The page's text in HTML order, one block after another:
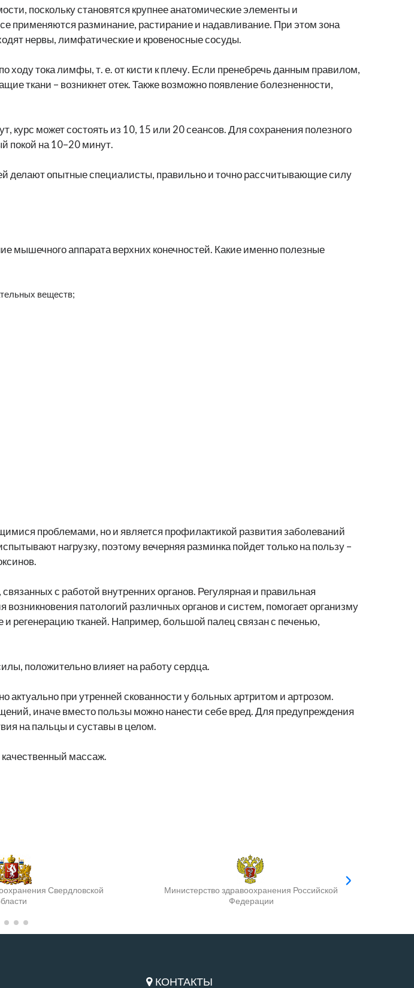
поскольку становятся крупнее анатомические элементы и
разминание, растирание и надавливание. При этом зона
нервы, лимфатические и кровеносные сосуды.
тока лимфы, т. е. от кисти к плечу. Если пренебречь данным правилом,
ткани – возникнет отек. Также возможно появление болезненности,
курс может состоять из 10, 15 или 20 сеансов. Для сохранения полезного
покой на 10–20 минут.
делают опытные специалисты, правильно и точно рассчитывающие силу
мышечного аппарата верхних конечностей. Какие именно полезные
веществ;
проблемами, но и является профилактикой развития заболеваний
нагрузку, поэтому вечерняя разминка пойдет только на пользу –
с работой внутренних органов. Регулярная и правильная
патологий различных органов и систем, помогает организму
регенерацию тканей. Например, большой палец связан с печенью,
положительно влияет на работу сердца.
при утренней скованности у больных артритом и артрозом.
иначе вместо пользы можно нанести себе вред. Для предупреждения
на пальцы и суставы в целом.
массаж.
Свердловской
Министерство здравоохранения Российской
Федерации
КОНТАКТЫ